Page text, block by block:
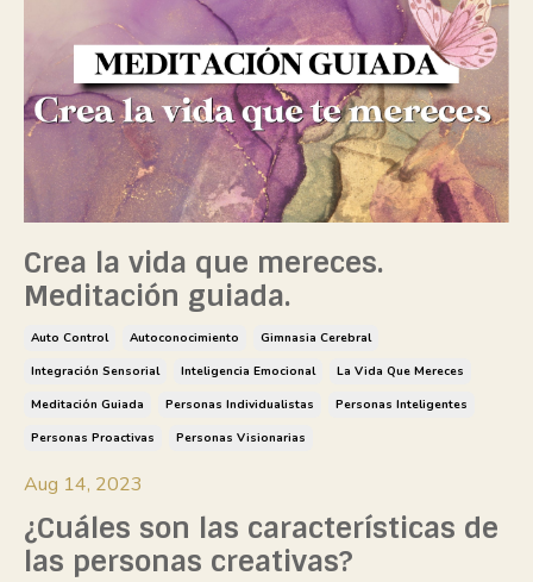
Crea la vida que mereces.
Meditación guiada.
Auto Control Autoconocimiento
Gimnasia Cerebral
Integración Sensorial
Inteligencia Emocional
La Vida Que Mereces
Meditación Guiada
Personas Individualistas
Personas Inteligentes
Personas Proactivas
Personas Visionarias
Aug 14, 2023
¿Cuáles son las características de
las personas creativas?